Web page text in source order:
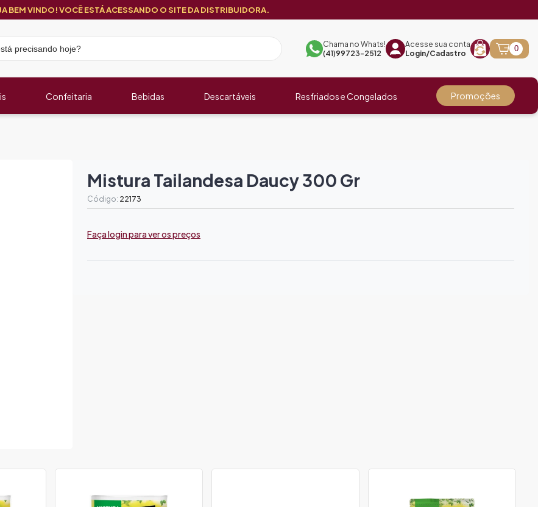
BEM VINDO! VOCÊ ESTÁ ACESSANDO O SITE DA DISTRIBUIDORA.
Chama no Whats!
(41)99723-2512
Acesse sua conta
Login/Cadastro
0
Confeitaria Bebidas Descartáveis Resfriados e Congelados Promoções
Mistura Tailandesa Daucy 300 Gr
Código: 22173
Faça login para ver os preços